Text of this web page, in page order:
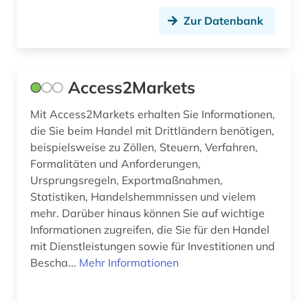
computer (1)
computer to plate (1)
computerunterstütztes lernen (1)
controlling (5)
corporate finance (1)
corporate governance (1)
Zur Datenbank
Access2Markets
Mit Access2Markets erhalten Sie Informationen,
die Sie beim Handel mit Drittländern benötigen,
beispielsweise zu Zöllen, Steuern, Verfahren,
Formalitäten und Anforderungen,
Ursprungsregeln, Exportmaßnahmen,
Statistiken, Handelshemmnissen und vielem
mehr. Darüber hinaus können Sie auf wichtige
Informationen zugreifen, die Sie für den Handel
mit Dienstleistungen sowie für Investitionen und
Bescha... Mehr Informationen